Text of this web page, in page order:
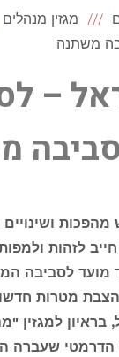
מגזין מנהלים
משתנה
–
לזהות
מועד לסביבה
מטרות
בראיון למגזין
הדרמטי שעברה